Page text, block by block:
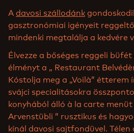
Adavosi szállodánk
gasztronómiai igényeit
mindenki megtalálja a kedvére
Élvezze a bőséges reggeli
élményt a „ Restaurant
Kóstolja meg a „Voilà” étterem
svájci specialitásokra
konyhából álló à la carte menüt
Arvenstübli ” rusztikus és
kínál davosi sajtfondüvel.